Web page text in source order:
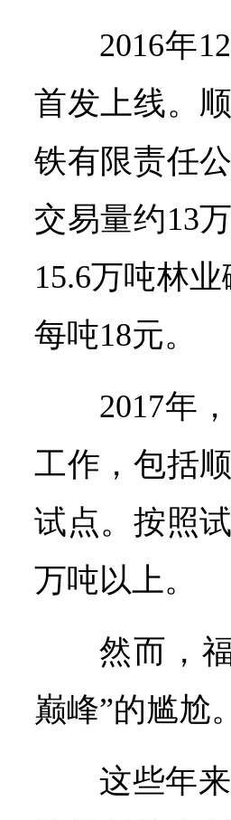
2016年
首发上线。
铁有限责任
交易量约13
15.6万吨林
每吨18元。
2017年
工作，包括
试点。按照
万吨以上。
然而，
巅峰”的尴尬。
这些年